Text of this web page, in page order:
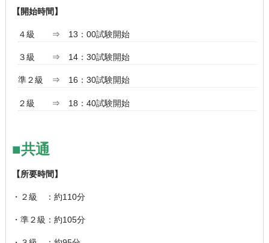
【開始時間】
４級 ⇒ 13 ：00試験開始
３級 ⇒ 14：30試験開始
準２級 ⇒ 16：30試験開始
２級 ⇒ 18 ：40試験開始
■共通
【所要時間】
・２級 ：約110分
・準２級：約105分